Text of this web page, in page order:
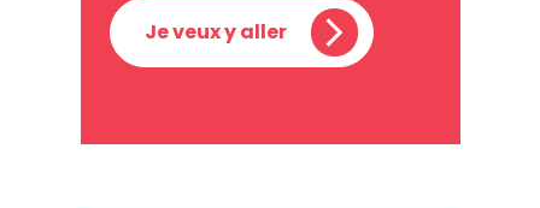
Je veux y aller